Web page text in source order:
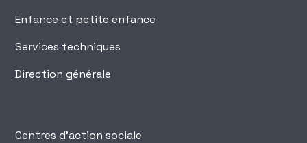
Enfance et petite enfance
Services techniques
Direction générale
Centres d'action sociale